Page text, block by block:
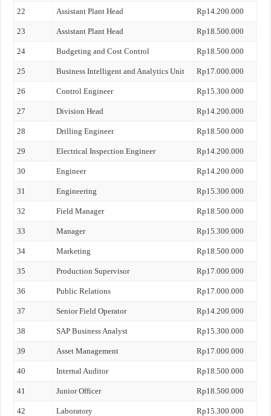
22 Assistant Plant Head Rp14.200.000
23 Assistant Plant Head Rp18.500.000
24 Budgeting and Cost Control Rp18.500.000
25 Business Intelligent and Analytics Unit Rp17.000.000
26 Control Engineer Rp15.300.000
27 Division Head Rp14.200.000
28 Drilling Engineer Rp18.500.000
29 Electrical Inspection Engineer Rp14.200.000
30 Engineer Rp14.200.000
31 Engineering Rp15.300.000
32 Field Manager Rp18.500.000
33 Manager Rp15.300.000
34 Marketing Rp18.500.000
35 Production Supervisor Rp17.000.000
36 Public Relations Rp17.000.000
37 Senior Field Operator Rp14.200.000
38 SAP Business Analyst Rp15.300.000
39 Asset Management Rp17.000.000
40 Internal Auditor Rp18.500.000
41 Junior Officer Rp18.500.000
42 Laboratory Rp15.300.000